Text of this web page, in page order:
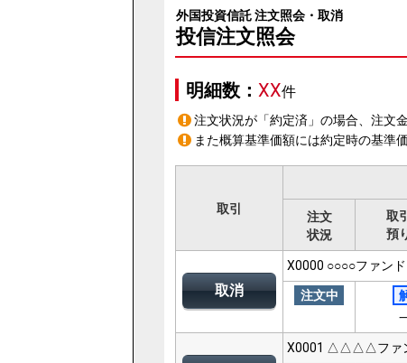
外国投資信託 注文照会・取消
投信注文照会
明細数： XX件
注文状況が「約定済」の場合、注文
また概算基準価額には約定時の基準
取引
注文
状況
取
預
取消
X0000 ○○○○ファンド
注文中
X0001 △△△△ファ